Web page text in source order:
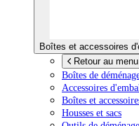
Boîtes et accessoires
Retour au
Boîtes de
Accessoires
Boîtes et
Housses et sacs